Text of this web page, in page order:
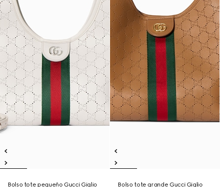
Bolso tote pequeño Gucci Giglio Bolso tote grande Gucci Giglio